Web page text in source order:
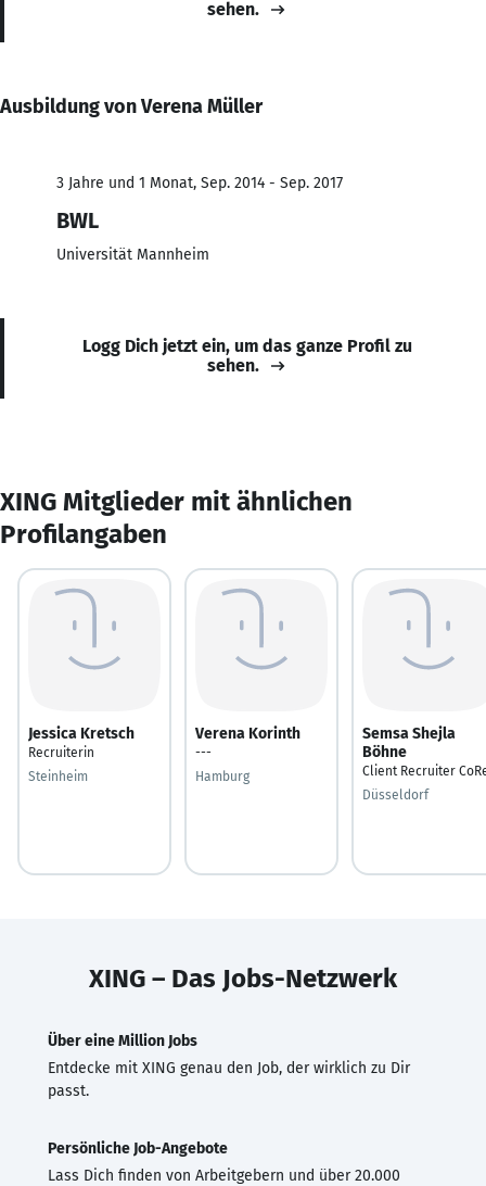
sehen.
Ausbildung von Verena Müller
3 Jahre und 1 Monat, Sep. 2014 - Sep. 2017
BWL
Universität Mannheim
Logg Dich jetzt ein, um das ganze Profil zu
sehen.
XING Mitglieder mit ähnlichen
Profilangaben
Jessica Kretsch
Recruiterin
Steinheim
Verena Korinth
---
Hamburg
Semsa Shejla
Böhne
Client Recruiter
Düsseldorf
XING – Das Jobs-Netzwerk
Über eine Million Jobs
Entdecke mit XING genau den Job, der wirklich zu Dir
passt.
Persönliche Job-Angebote
Lass Dich finden von Arbeitgebern und über 20.000